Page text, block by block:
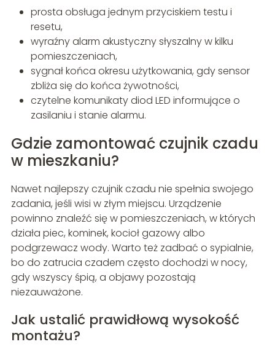
prosta obsługa jednym przyciskiem testu i
resetu,
wyraźny alarm akustyczny słyszalny w kilku
pomieszczeniach,
sygnał końca okresu użytkowania, gdy sensor
zbliża się do końca żywotności,
czytelne komunikaty diod LED informujące o
zasilaniu i stanie alarmu.
Gdzie zamontować czujnik czadu
w mieszkaniu?
Nawet najlepszy czujnik czadu nie spełnia swojego
zadania, jeśli wisi w złym miejscu. Urządzenie
powinno znaleźć się w pomieszczeniach, w których
działa piec, kominek, kocioł gazowy albo
podgrzewacz wody. Warto też zadbać o sypialnie,
bo do zatrucia czadem często dochodzi w nocy,
gdy wszyscy śpią, a objawy pozostają
niezauważone.
Jak ustalić prawidłową wysokość
montażu?